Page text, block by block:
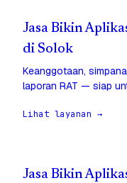
Jasa Bikin
di Solok
Keanggotaan,
laporan RAT — siap
Lihat layanan →
Jasa Bikin